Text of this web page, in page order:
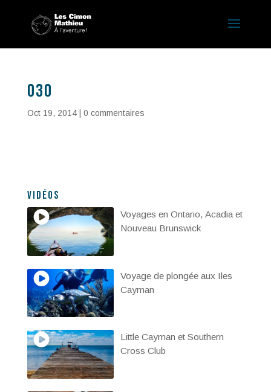
030
Oct 19, 2014| 0 commentaires
Vidéos
Voyages en Ontario, Acadia et
Nouveau Brunswick
Voyage de plongée aux Iles
Cayman
Little Cayman et Southern
Cross Club